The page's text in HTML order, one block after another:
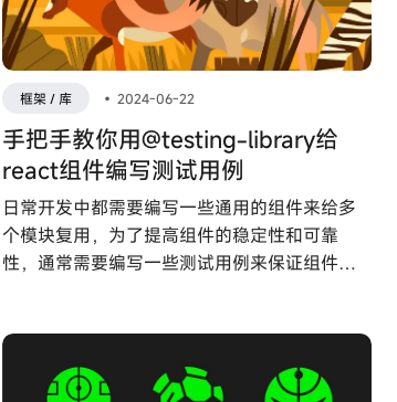
框架 / 库 • 2024-06-22
手把手教你用@testing-library给
react组件编写测试用例
日常开发中都需要编写一些通用的组件来给多
个模块复用，为了提高组件的稳定性和可靠
性，通常需要编写一些测试用例来保证组件在